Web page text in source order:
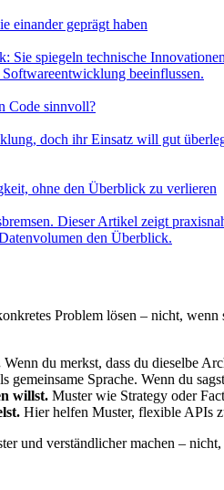
einander geprägt haben
Sie spiegeln technische
beeinflussen.
Code sinnvoll?
doch ihr Einsatz will gut
ohne den Überblick zu verlieren
Dieser Artikel zeigt
den Überblick.
Problem lösen – nicht,
Wenn du merkst, dass du dieselbe
gemeinsame Sprache. Wenn du
willst. Muster wie Strategy oder
Hier helfen Muster, flexible APIs
und verständlicher machen –